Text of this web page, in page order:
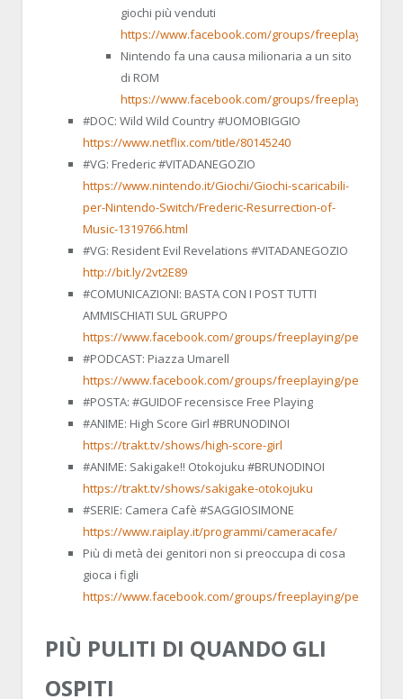
giochi più venduti
https://www.facebook.com/groups/freeplaying/
Nintendo fa una causa milionaria a un sito
di ROM
https://www.facebook.com/groups/freeplaying/
#DOC: Wild Wild Country #UOMOBIGGIO
https://www.netflix.com/title/80145240
#VG: Frederic #VITADANEGOZIO
https://www.nintendo.it/Giochi/Giochi-scaricabili-
per-Nintendo-Switch/Frederic-Resurrection-of-
Music-1319766.html
#VG: Resident Evil Revelations #VITADANEGOZIO
http://bit.ly/2vt2E89
#COMUNICAZIONI: BASTA CON I POST TUTTI
AMMISCHIATI SUL GRUPPO
https://www.facebook.com/groups/freeplaying/permalink/
#PODCAST: Piazza Umarell
https://www.facebook.com/groups/freeplaying/permalink/
#POSTA: #GUIDOF recensisce Free Playing
#ANIME: High Score Girl #BRUNODINOI
https://trakt.tv/shows/high-score-girl
#ANIME: Sakigake!! Otokojuku #BRUNODINOI
https://trakt.tv/shows/sakigake-otokojuku
#SERIE: Camera Cafè #SAGGIOSIMONE
https://www.raiplay.it/programmi/cameracafe/
Più di metà dei genitori non si preoccupa di cosa
gioca i figli
https://www.facebook.com/groups/freeplaying/permalink/
PIÙ PULITI DI QUANDO GLI
OSPITI